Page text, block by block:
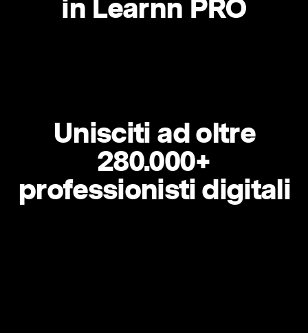
in Learnn PRO
Unisciti ad oltre
280.000+
professionisti digitali